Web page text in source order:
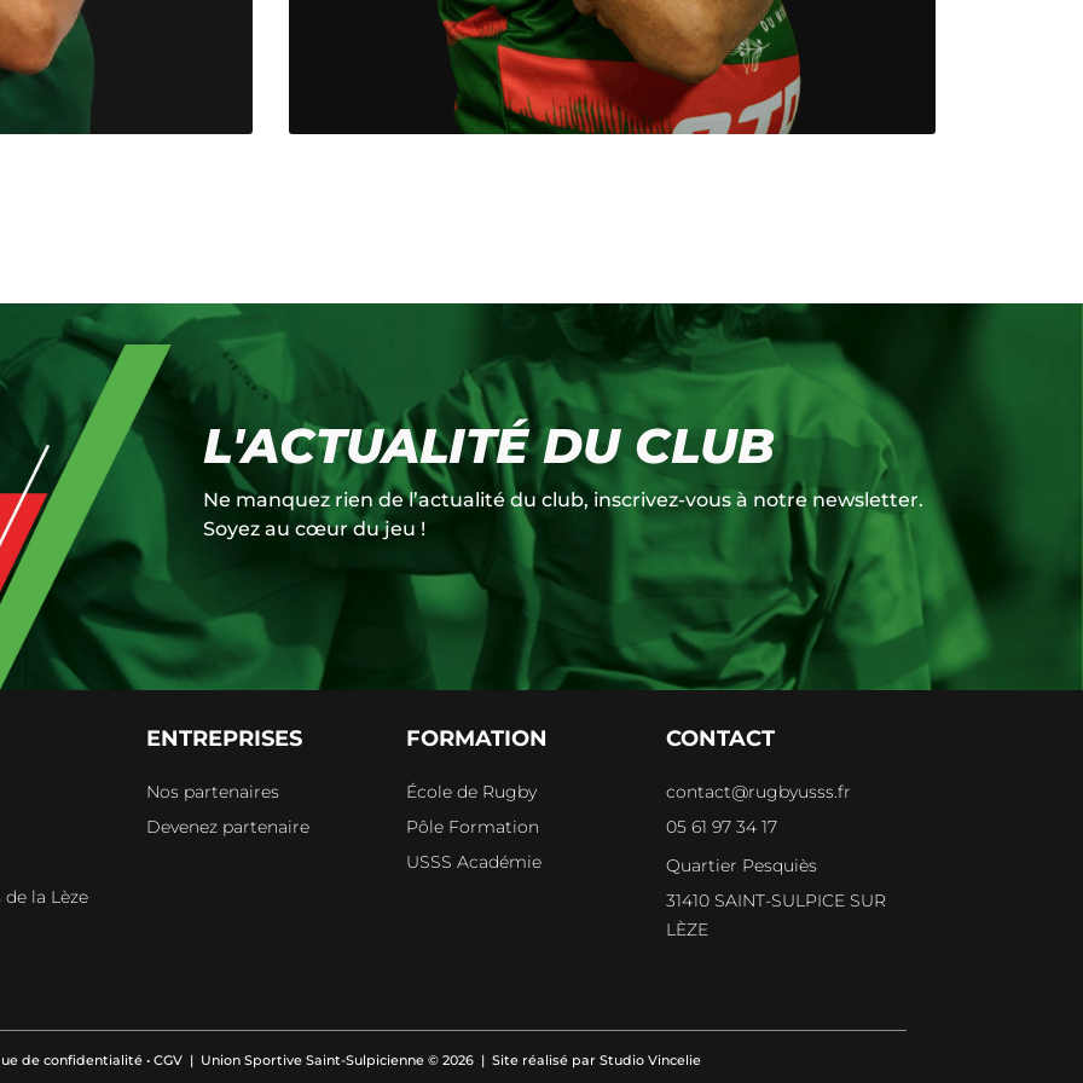
L'ACTUALITÉ DU CLUB
Ne manquez rien de l’actualité du club, inscrivez-vous à notre newsletter.
Soyez au cœur du jeu !
la Lèze
ENTREPRISES
Nos partenaires
Devenez partenaire
FORMATION
École de Rugby
Pôle Formation
USSS Académie
CONTACT
contact@rugbyusss.fr
05 61 97 34 17
Quartier Pesquiès
31410 SAINT-SULPICE SUR
LÈZE
de confidentialité • CGV | Union Sportive Saint-Sulpicienne © 2026 | Site réalisé par Studio Vincelie